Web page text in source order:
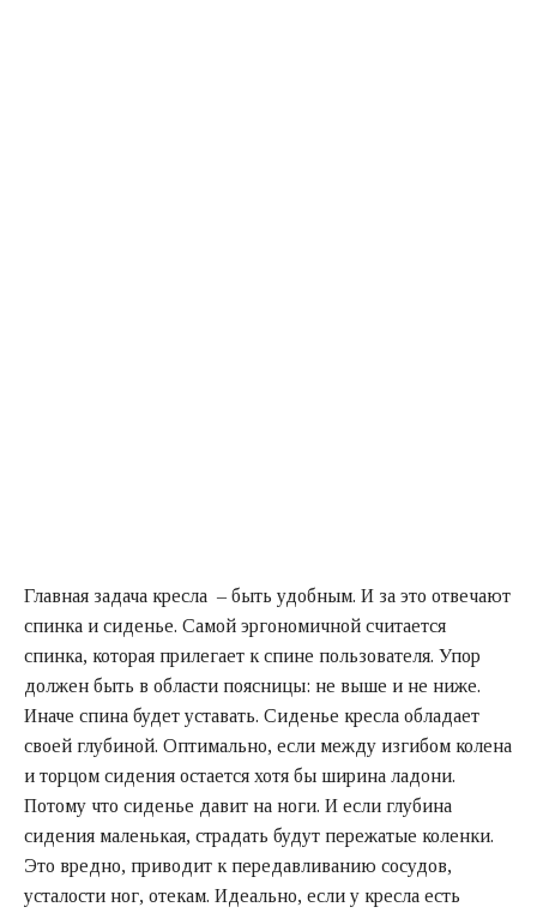
Главная задача кресла – быть удобным. И за это отвечают
спинка и сиденье. Самой эргономичной считается
спинка, которая прилегает к спине пользователя. Упор
должен быть в области поясницы: не выше и не ниже.
Иначе спина будет уставать. Сиденье кресла обладает
своей глубиной. Оптимально, если между изгибом колена
и торцом сидения остается хотя бы ширина ладони.
Потому что сиденье давит на ноги. И если глубина
сидения маленькая, страдать будут пережатые коленки.
Это вредно, приводит к передавливанию сосудов,
усталости ног, отекам. Идеально, если у кресла есть